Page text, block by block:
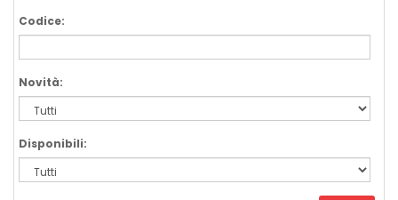
Codice:
Novità:
Disponibili: